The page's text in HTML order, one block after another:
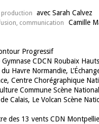
avec Sarah Calvez
communication
Camille
Progressif
Gymnase CDCN Roubaix
Havre Normandie,
Centre Chorégraphique
Commune Scène
Calais, Le Volcan Scène
des 13 vents CDN